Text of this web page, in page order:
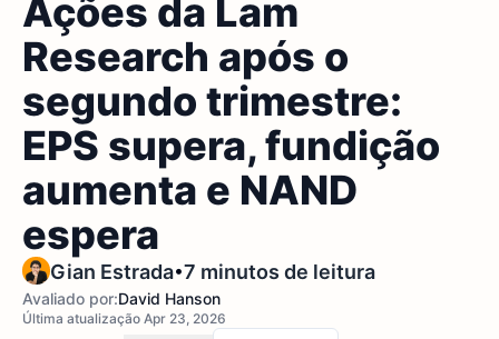
Ações da Lam
Research após o
segundo trimestre:
EPS supera, fundição
aumenta e NAND
espera
Gian Estrada•7 minutos de leitura
Avaliado por:David Hanson
Última atualização Apr 23, 2026